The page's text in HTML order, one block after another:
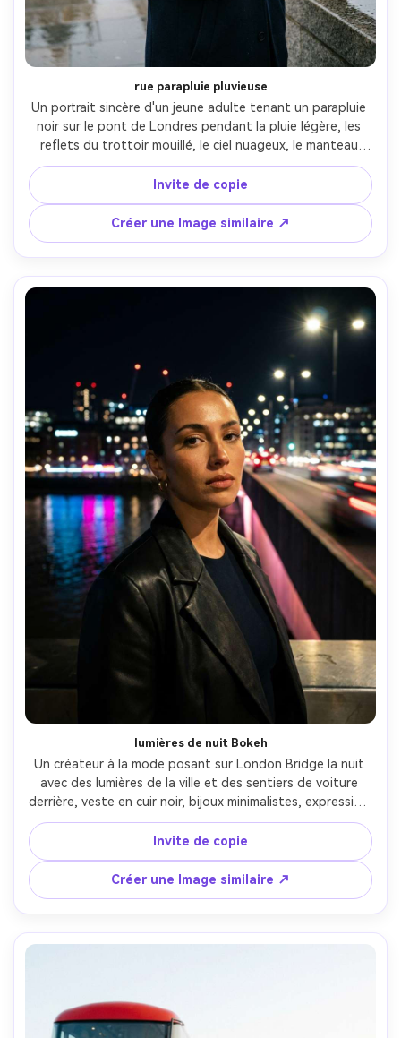
rue parapluie pluvieuse
Un portrait sincère d'un jeune adulte tenant un parapluie
noir sur le pont de Londres pendant la pluie légère, les
reflets du trottoir mouillé, le ciel nuageux, le manteau
bleu marine, les taches de rousseur subtiles et les pores
naturels, les gouttelettes sur le bord du parapluie, prise
sur Canon R5, 50mm f/1.8, au niveau des yeux, bokeh
doux, ambiance cinématographique de la photographie
de rue de Londres, détails ultra-réalistes- -ar 4:5
Invite de copie
Créer une Image similaire ↗
lumières de nuit Bokeh
Un créateur à la mode posant sur London Bridge la nuit
avec des lumières de la ville et des sentiers de voiture
derrière, veste en cuir noir, bijoux minimalistes, expression
confiante, réfléchissements au néon sur la Tamise, prise
sur Nikon Z8, 85mm f/1.4, bokeh à large ouverture,
éclairage cinématographique à haut contraste, mise au
point du sujet nette, tons de peau réalistes, portrait
éditorial de la vie nocturne- -ar 4:5
Invite de copie
Créer une Image similaire ↗